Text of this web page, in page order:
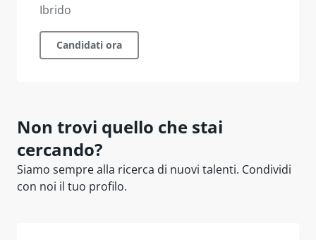
Ibrido
Candidati ora
Non trovi quello che stai
cercando?
Siamo sempre alla ricerca di nuovi talenti. Condividi
con noi il tuo profilo.